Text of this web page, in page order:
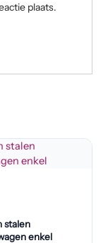
plaats.
stalen
enkel